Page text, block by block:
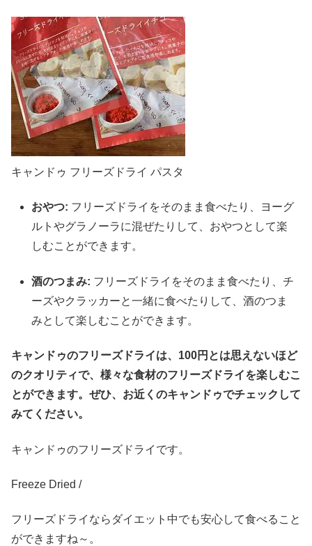
キャンドゥ フリーズドライ パスタ
おやつ: フリーズドライをそのまま食べたり、ヨーグ
ルトやグラノーラに混ぜたりして、おやつとして楽
しむことができます。
酒のつまみ: フリーズドライをそのまま食べたり、チ
ーズやクラッカーと一緒に食べたりして、酒のつま
みとして楽しむことができます。
キャンドゥのフリーズドライは、100円とは思えないほど
のクオリティで、様々な食材のフリーズドライを楽しむこ
とができます。ぜひ、お近くのキャンドゥでチェックして
みてください。
キャンドゥのフリーズドライです。
Freeze Dried /
フリーズドライならダイエット中でも安心して食べること
ができますね～。